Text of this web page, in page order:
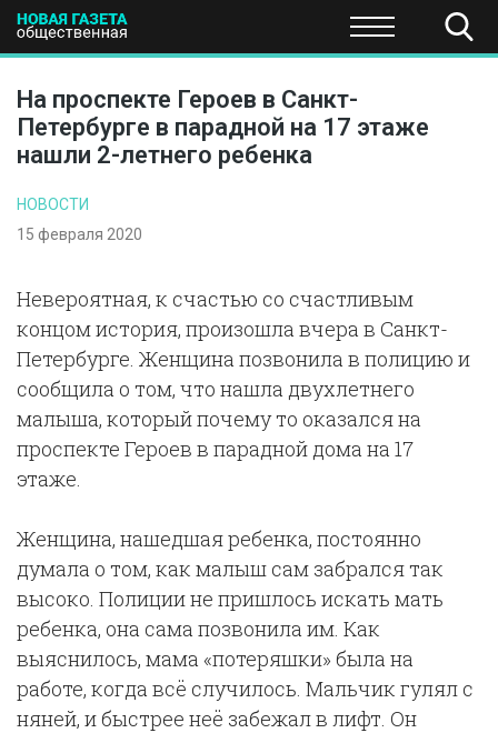
ПОЛИТИКА ЭКОНОМИКА НАУКА И
На проспекте Героев в Санкт-
Петербурге в парадной на 17 этаже
нашли 2-летнего ребенка
НОВОСТИ
15 февраля 2020
Невероятная, к счастью со счастливым
концом история, произошла вчера в Санкт-
Петербурге. Женщина позвонила в полицию и
сообщила о том, что нашла двухлетнего
малыша, который почему то оказался на
проспекте Героев в парадной дома на 17
этаже.
Женщина, нашедшая ребенка, постоянно
думала о том, как малыш сам забрался так
высоко. Полиции не пришлось искать мать
ребенка, она сама позвонила им. Как
выяснилось, мама «потеряшки» была на
работе, когда всё случилось. Мальчик гулял с
няней, и быстрее неё забежал в лифт. Он